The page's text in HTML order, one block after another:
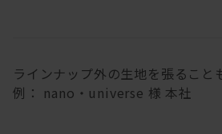
ラインナップ外の生地を張るこ
例： nano・universe 様 本社